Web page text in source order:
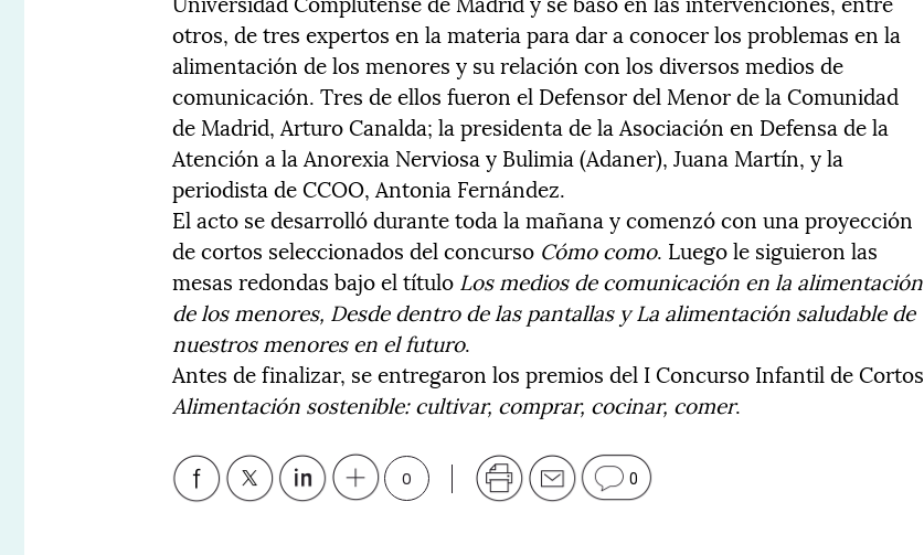
otros, de tres expertos en la materia para dar a conocer los problemas en la
alimentación de los menores y su relación con los diversos medios de
comunicación. Tres de ellos fueron el Defensor del Menor de la Comunidad
de Madrid, Arturo Canalda; la presidenta de la Asociación en Defensa de la
Atención a la Anorexia Nerviosa y Bulimia (Adaner), Juana Martín, y la
periodista de CCOO, Antonia Fernández.
El acto se desarrolló durante toda la mañana y comenzó con una proyección
de cortos seleccionados del concurso Cómo como. Luego le siguieron las
mesas redondas bajo el título Los medios de comunicación en la alimentación
de los menores, Desde dentro de las pantallas y La alimentación saludable de
nuestros menores en el futuro.
Antes de finalizar, se entregaron los premios del I Concurso Infantil de Cortos
Alimentación sostenible: cultivar, comprar, cocinar, comer.
0 0